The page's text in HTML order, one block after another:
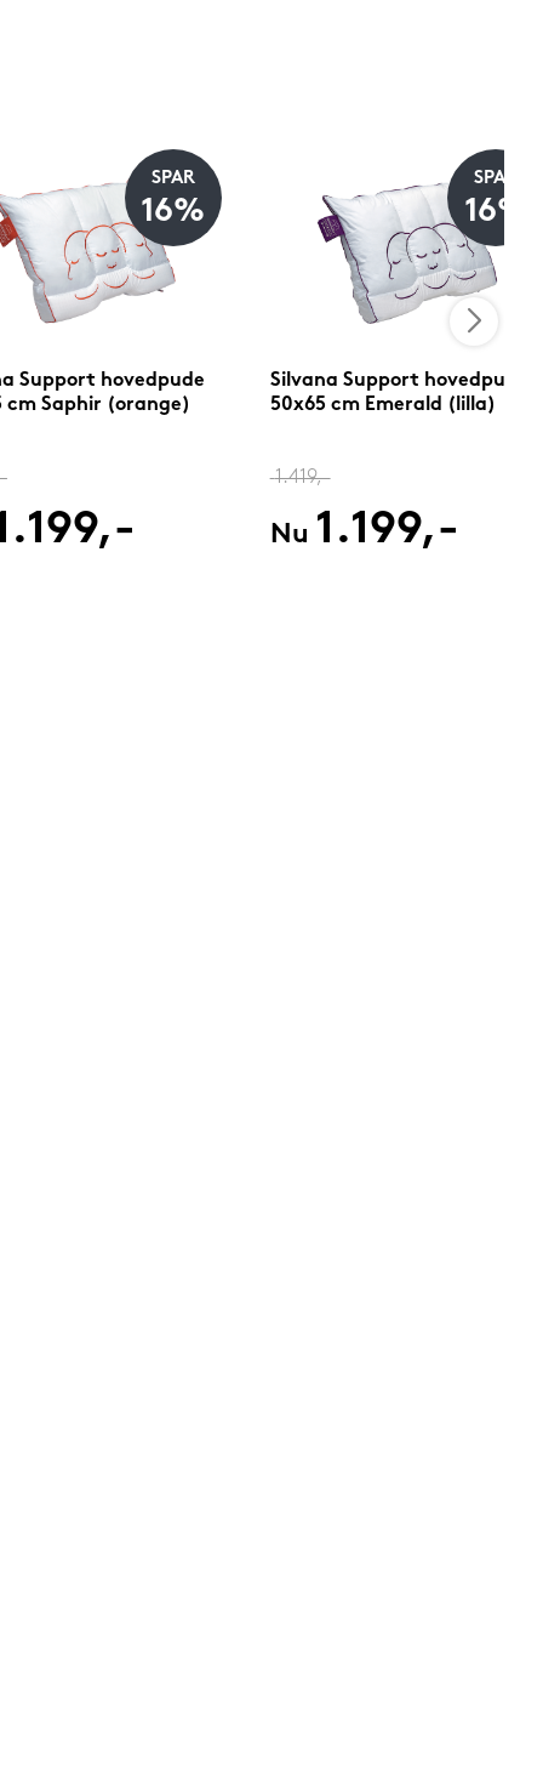
SPAR
16%
Support hovedpude
cm Saphir (orange)
SPAR
16%
Silvana Support hovedpude
50x65 cm Emerald (lilla)
1.419,-
Nu 1.199,-